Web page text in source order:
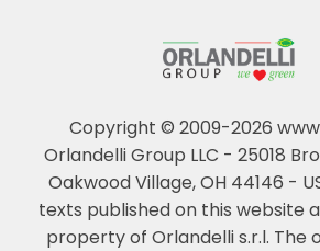
Copyright © 2009-2026
Orlandelli Group LLC - 25018
Oakwood Village, OH 44146 -
texts published on this website
property of Orlandelli s.r.l. The